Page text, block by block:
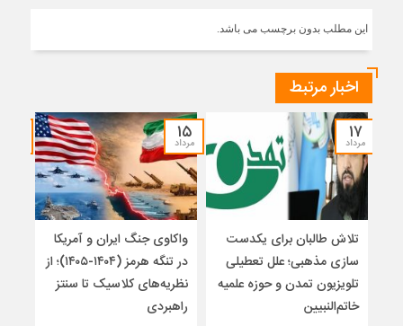
این مطلب بدون برچسب می باشد.
اخبار مرتبط
۱۷
مرداد
تلاش طالبان برای یکدست
سازی مذهبی؛ علل تعطیلی
تلویزیون تمدن و حوزه علمیه
خاتم‌النبیین
۱۵
مرداد
واکاوی جنگ ایران و آمریکا
در تنگه هرمز (۱۴۰۴-۱۴۰۵)؛ از
نظریه‌های کلاسیک تا سنتز
راهبردی